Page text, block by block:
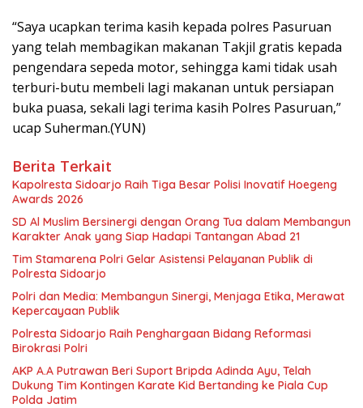
“Saya ucapkan terima kasih kepada polres Pasuruan
yang telah membagikan makanan Takjil gratis kepada
pengendara sepeda motor, sehingga kami tidak usah
terburi-butu membeli lagi makanan untuk persiapan
buka puasa, sekali lagi terima kasih Polres Pasuruan,”
ucap Suherman.(YUN)
Berita Terkait
Kapolresta Sidoarjo Raih Tiga Besar Polisi Inovatif Hoegeng
Awards 2026
SD Al Muslim Bersinergi dengan Orang Tua dalam Membangun
Karakter Anak yang Siap Hadapi Tantangan Abad 21
Tim Stamarena Polri Gelar Asistensi Pelayanan Publik di
Polresta Sidoarjo
Polri dan Media: Membangun Sinergi, Menjaga Etika, Merawat
Kepercayaan Publik
Polresta Sidoarjo Raih Penghargaan Bidang Reformasi
Birokrasi Polri
AKP A.A Putrawan Beri Suport Bripda Adinda Ayu, Telah
Dukung Tim Kontingen Karate Kid Bertanding ke Piala Cup
Polda Jatim